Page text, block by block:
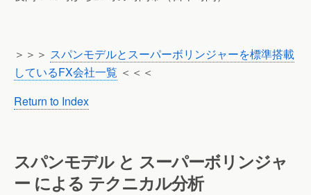
＞＞＞ スパンモデルとスーパーボリンジャーを標準搭載
しているFX会社一覧 ＜＜＜
Return to Index
スパンモデル と スーパーボリンジャ
ー による テクニカル分析